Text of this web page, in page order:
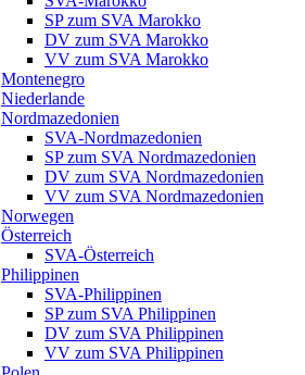
SP zum SVA Marokko
DV zum SVA Marokko
VV zum SVA Marokko
Montenegro
Niederlande
Nordmazedonien
SVA-Nordmazedonien
SP zum SVA Nordmazedonien
DV zum SVA Nordmazedonien
VV zum SVA Nordmazedonien
Norwegen
Österreich
SVA-Österreich
Philippinen
SVA-Philippinen
SP zum SVA Philippinen
DV zum SVA Philippinen
VV zum SVA Philippinen